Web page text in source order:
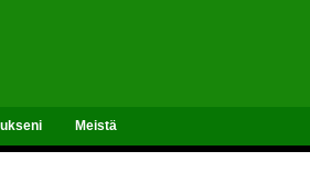
Meistä